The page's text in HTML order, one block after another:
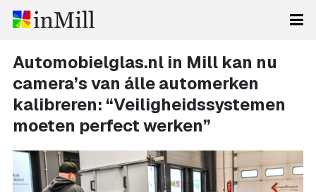
Automobielglas.nl in Mill kan nu
camera’s van álle automerken
kalibreren: “Veiligheidssystemen
moeten perfect werken”